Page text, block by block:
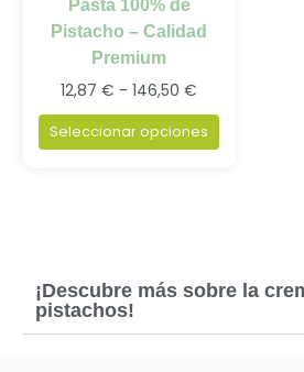
Pasta 100% de
Pistacho – Calidad
Premium
12,87 € - 146,50 €
146,50 €
Seleccionar opciones
variantes.
Las
opciones
se
pueden
elegir
¡Descubre más sobre la
pistachos!